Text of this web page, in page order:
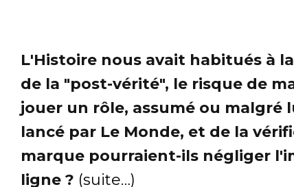
L'Histoire nous avait habitués à
de la "post-vérité", le risque de
jouer un rôle, assumé ou malgré
lancé par Le Monde, et de la
marque pourraient-ils négliger
ligne ? (suite…)